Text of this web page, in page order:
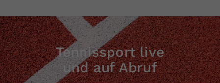
Tennissport live
und auf Abruf